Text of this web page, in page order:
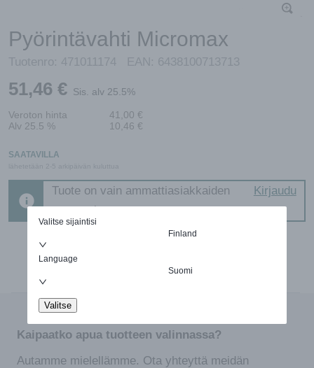
Valitse sijaintisi
Finland
Language
Suomi
Valitse
Pyörintävahti Micromax
Tuotenro: 471011174 EAN: 6438100713713
51,46 € Sis. alv 25.5%
Veroton hinta 41,00 €
Alv 25.5 %
10,46 €
SAATAVILLA
Tuote on vain ammattiasiakkaiden
ostettavissa
Kirjaudu
Kaipaatko apua tuotteen valinnassa?
Autamme mielellämme. Ota yhteyttä meidän